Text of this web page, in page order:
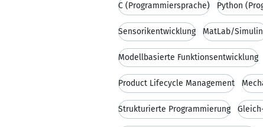
C (Programmiersprache) Python
Sensorikentwicklung MatLab/
Modellbasierte Funktionsentwicklung
Product Lifecycle Management
Strukturierte Programmierung